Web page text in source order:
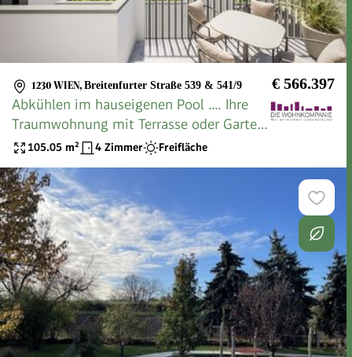
1230 WIEN, Breitenfurter Straße 539 & 541/9 € 566.397
Abkühlen im hauseigenen Pool .... Ihre
Traumwohnung mit Terrasse oder Garten
und Fernblick Nähe Maurer Wald
105.05 m² 4 Zimmer Freifläche